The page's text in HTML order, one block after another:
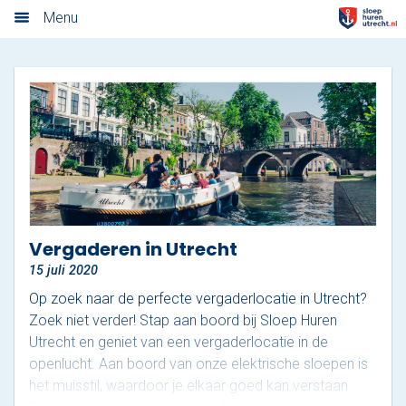
Menu
Nieuwsoverzicht
Tarieven
Rondvaart met schipper
Opstaplocaties
Zelf varen in elektrosloep
Cateringmenu
Arrangementen
Algemene voorwaarden
Vergaderen in Utrecht
15 juli 2020
Op zoek naar de perfecte vergaderlocatie in Utrecht?
Zoek niet verder! Stap aan boord bij Sloep Huren
Utrecht en geniet van een vergaderlocatie in de
openlucht. Aan boord van onze elektrische sloepen is
het muisstil, waardoor je elkaar goed kan verstaan.